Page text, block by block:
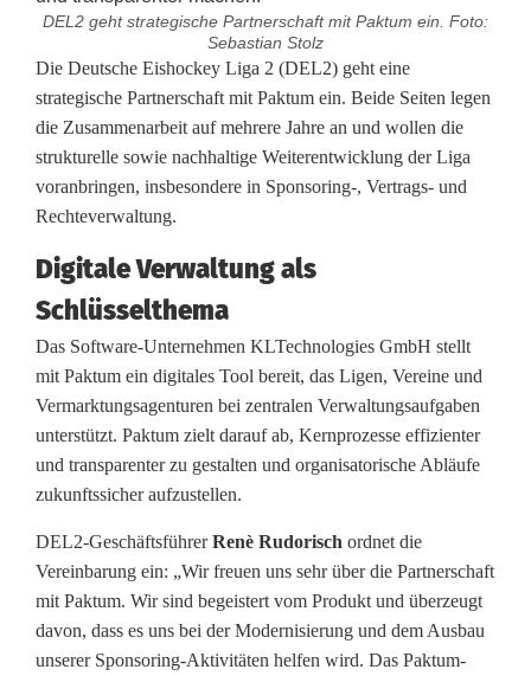
DEL2 geht strategische Partnerschaft mit Paktum ein. Foto:
Sebastian Stolz
D
E
L
2
u
n
d
P
a
k
u
m
s
Die Deutsche Eishockey Liga 2 (DEL2) geht eine
strategische Partnerschaft mit Paktum ein. Beide Seiten legen
die Zusammenarbeit auf mehrere Jahre an und wollen die
strukturelle sowie nachhaltige Weiterentwicklung der Liga
voranbringen, insbesondere in Sponsoring-, Vertrags- und
Rechteverwaltung.
Digitale Verwaltung als
Schlüsselthema
Das Software-Unternehmen KLTechnologies GmbH stellt
mit Paktum ein digitales Tool bereit, das Ligen, Vereine und
Vermarktungsagenturen bei zentralen Verwaltungsaufgaben
unterstützt. Paktum zielt darauf ab, Kernprozesse effizienter
und transparenter zu gestalten und organisatorische Abläufe
zukunftssicher aufzustellen.
DEL2-GeschäftsführerRenè Rudorisch ordnet die
Vereinbarung ein: „Wir freuen uns sehr über die Partnerschaft
mit Paktum. Wir sind begeistert vom Produkt und überzeugt
davon, dass es uns bei der Modernisierung und dem Ausbau
unserer Sponsoring-Aktivitäten helfen wird. Das Paktum-